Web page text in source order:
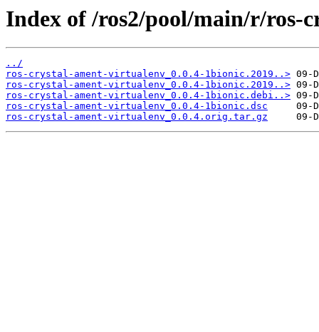
Index of /ros2/pool/main/r/ros-
../
ros-crystal-ament-virtualenv_0.0.4-1bionic.2019..>
ros-crystal-ament-virtualenv_0.0.4-1bionic.2019..>
ros-crystal-ament-virtualenv_0.0.4-1bionic.debi..>
ros-crystal-ament-virtualenv_0.0.4-1bionic.dsc
ros-crystal-ament-virtualenv_0.0.4.orig.tar.gz